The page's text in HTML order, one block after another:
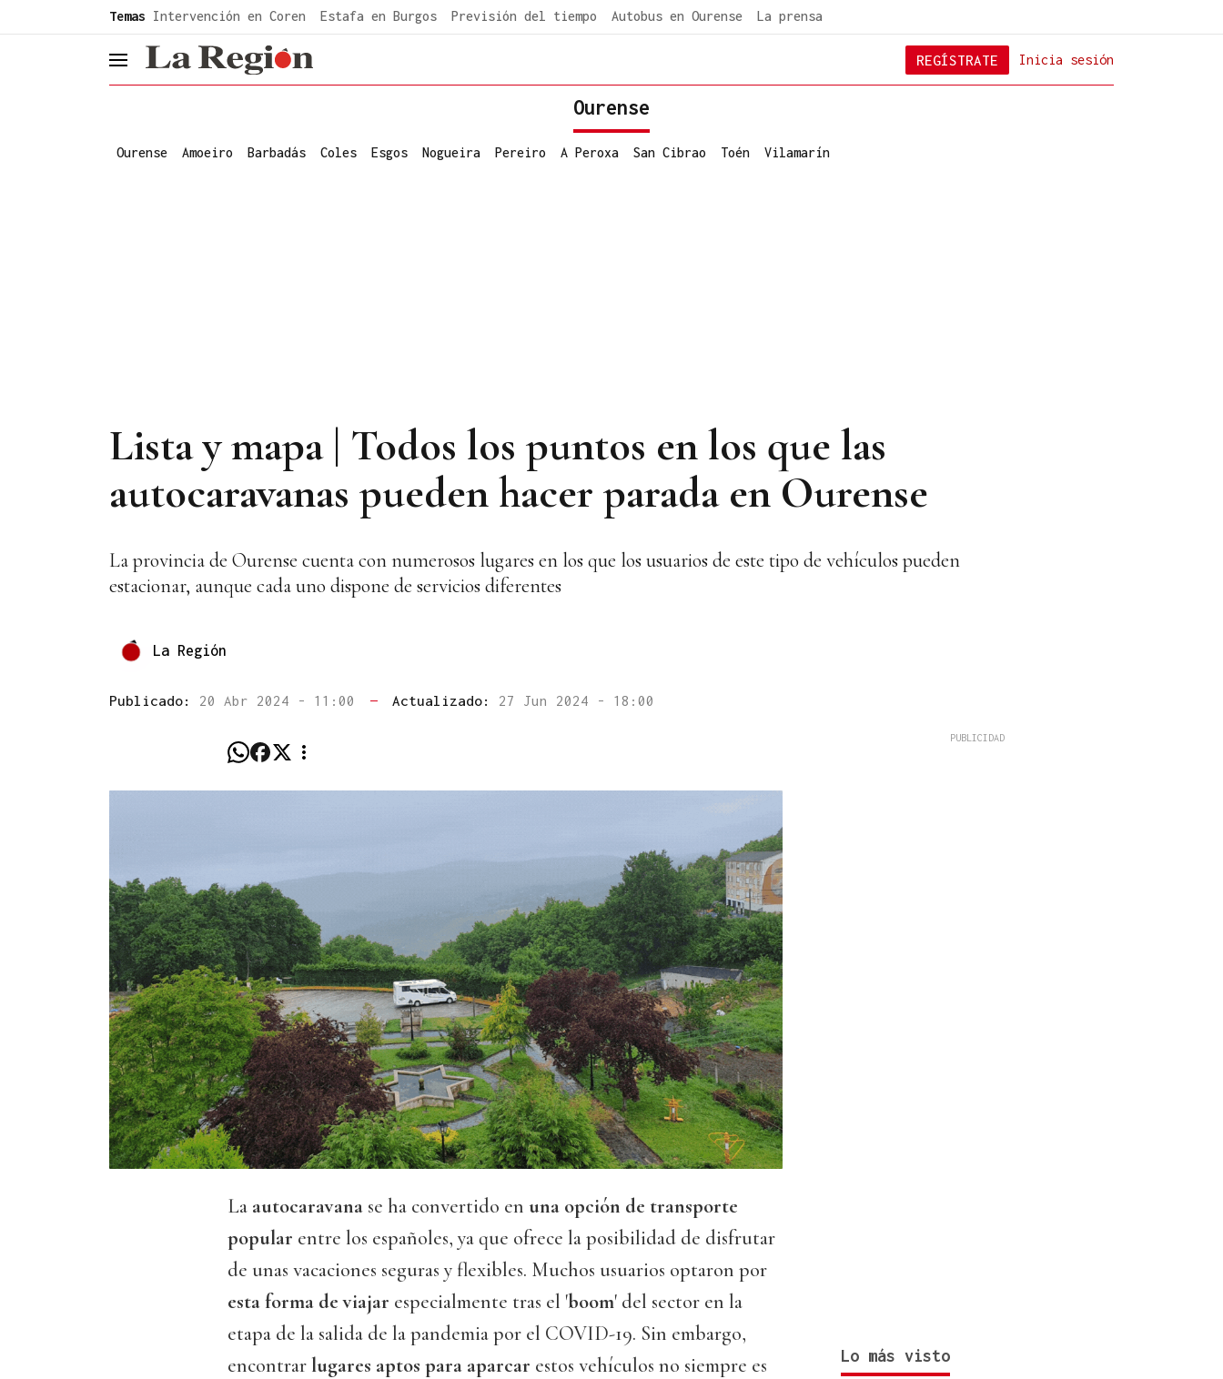
Temas Intervención en Coren Estafa en Burgos Previsión del tiempo Autobus en Ourense La prensa
header.menu.open Inicia sesión
REGÍSTRATE
Ourense
Ourense Amoeiro Barbadás Coles Esgos Nogueira Pereiro A Peroxa San Cibrao Toén Vilamarín
Lista y mapa | Todos los puntos en los que las
autocaravanas pueden hacer parada en Ourense
La provincia de Ourense cuenta con numerosos lugares en los que los usuarios de este tipo de vehículos pueden
estacionar, aunque cada uno dispone de servicios diferentes
La Región
Publicado: 20 Abr 2024 - 11:00 — Actualizado: 27 Jun 2024 - 18:00
La autocaravana se ha convertido en una opción de transporte
popular entre los españoles, ya que ofrece la posibilidad de disfrutar
de unas vacaciones seguras y flexibles. Muchos usuarios optaron por
esta forma de viajar especialmente tras el 'boom' del sector en la
etapa de la salida de la pandemia por el COVID-19. Sin embargo,
encontrar lugares aptos para aparcar estos vehículos no siempre es
Lo más visto